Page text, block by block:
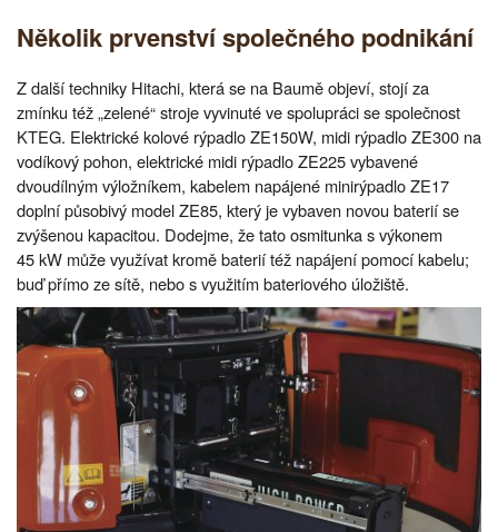
Několik prvenství společného podnikání
Z další techniky Hitachi, která se na Baumě objeví, stojí za
zmínku též „zelené“ stroje vyvinuté ve spolupráci se společnost
KTEG. Elektrické kolové rýpadlo ZE150W, midi rýpadlo ZE300 na
vodíkový pohon, elektrické midi rýpadlo ZE225 vybavené
dvoudílným výložníkem, kabelem napájené minirýpadlo ZE17
doplní působivý model ZE85, který je vybaven novou baterií se
zvýšenou kapacitou. Dodejme, že tato osmitunka s výkonem
45 kW může využívat kromě baterií též napájení pomocí kabelu;
buď přímo ze sítě, nebo s využitím bateriového úložiště.